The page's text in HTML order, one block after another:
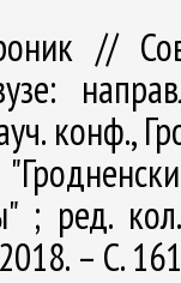
//
конф.,
; ред.
– С.